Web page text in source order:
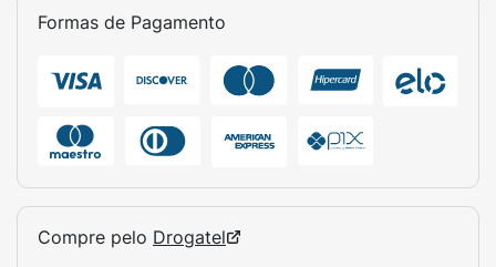
Formas de Pagamento
Compre pelo Drogatel